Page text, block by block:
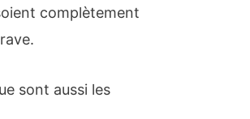
complètement
sont aussi les